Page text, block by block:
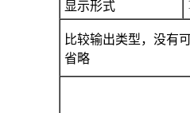
显示形式
比较输出类型，没有
省略